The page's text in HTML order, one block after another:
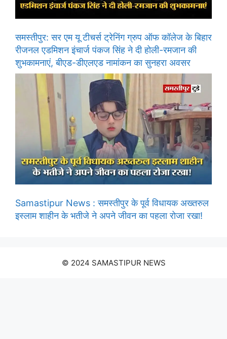
समस्तीपुर: सर एम यू टीचर्स ट्रेनिंग ग्रुप ऑफ कॉलेज के बिहार
रीजनल एडमिशन इंचार्ज पंकज सिंह ने दी होली-रमजान की
शुभकामनाएं, बीएड-डीएलएड नामांकन का सुनहरा अवसर
Samastipur News : समस्तीपुर के पूर्व विधायक अख्तरुल
इस्लाम शाहीन के भतीजे ने अपने जीवन का पहला रोजा रखा!
© 2024 SAMASTIPUR NEWS